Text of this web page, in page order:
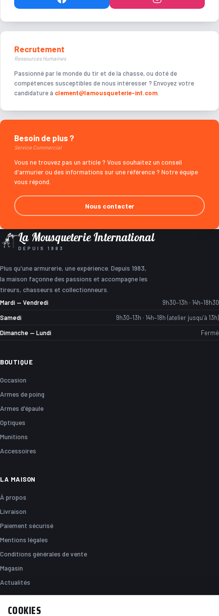
COOKIES
Recrutement
Ressources Humaines
Passionné par le monde du tir et de la chasse, ou doté de
compétences susceptibles de nous intéresser ? Envoyez votre
candidature à clement@lamousqueterie-int.com.
Besoin de plus ?
Service Commercial
Vous ne trouvez pas un article ? Vous souhaitez un conseil
d'armurier ou des informations sur une référence ? Notre équipe
vous répond.
Nous contacter
La Mousqueterie International
DEPUIS 1983
Plus qu'une armurerie, une expérience. Depuis 1983,
la maison façonne des passions et accompagne les
tireurs, chasseurs et collectionneurs.
Mardi — Vendredi
9h30–13h · 14h–18h30
Samedi
9h30–13h · 14h–18h (atelier jusqu’à 13h)
Dimanche — Lundi
Fermé
BOUTIQUE
Occasion
Armes de poing
Armes d'épaule
Optiques
Munitions
Accessoires
LA MAISON
À propos
Livraison
Paiement sécurisé
Mentions légales
Conditions générales de vente
Magasin
Actualités
NOUS TROUVER